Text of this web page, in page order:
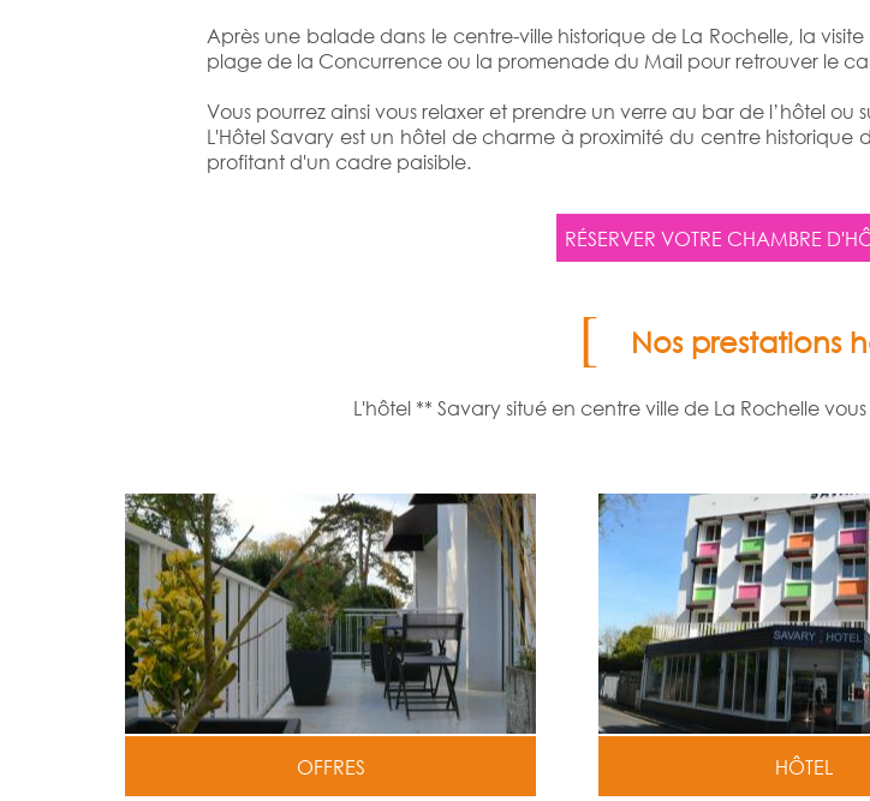
Après une balade dans le centre-ville historique de La Rochelle, la
plage de la Concurrence ou la promenade du Mail pour retrouver le
Vous pourrez ainsi vous relaxer et prendre un verre au bar de l’hôtel ou
L'Hôtel Savary est un hôtel de charme à proximité du centre
profitant d'un cadre paisible.
RÉSERVER VOTRE
Nos prestations
L'hôtel ** Savary situé en centre ville de La Rochelle
OFFRES HÔTEL